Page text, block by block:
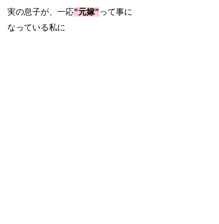
実の息子が、一応”元嫁”って事に
なっている私に